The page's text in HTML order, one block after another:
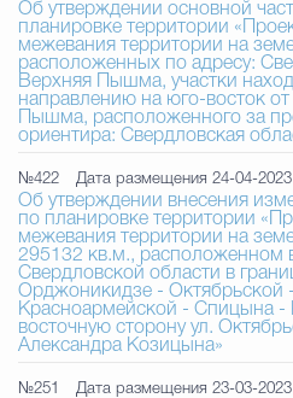
Об утверждении основной
планировке территории
межевания территории на
расположенных по адресу:
Верхняя Пышма, участки
направлению на юго-восток от
Пышма, расположенного за пределами участка, адрес
ориентира: Свердловская
№422 Дата размещения 24-04-2023
Об утверждении внесения
по планировке территории
межевания территории на
295132 кв.м., расположенном
Свердловской области в
Орджоникидзе - Октябрьской
Красноармейской - Спицына -
восточную сторону ул.
Александра Козицына»
№251 Дата размещения 23-03-2023